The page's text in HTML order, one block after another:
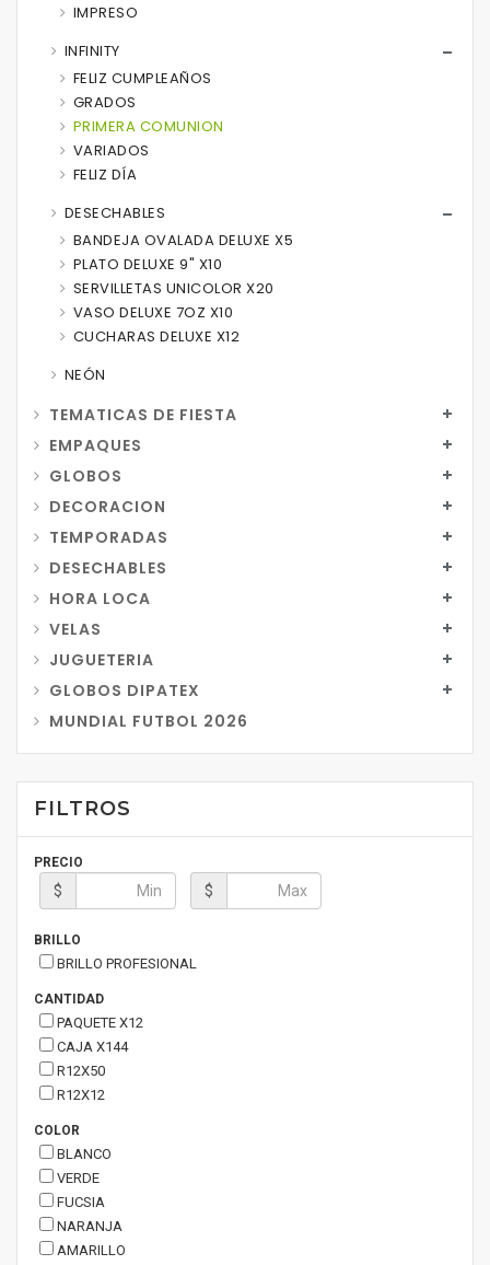
IMPRESO
INFINITY
FELIZ CUMPLEAÑOS
GRADOS
PRIMERA COMUNION
VARIADOS
FELIZ DÍA
DESECHABLES
BANDEJA OVALADA DELUXE X5
PLATO DELUXE 9" X10
SERVILLETAS UNICOLOR X20
VASO DELUXE 7OZ X10
CUCHARAS DELUXE X12
NEÓN
TEMATICAS DE FIESTA
EMPAQUES
GLOBOS
DECORACION
TEMPORADAS
DESECHABLES
HORA LOCA
VELAS
JUGUETERIA
GLOBOS DIPATEX
MUNDIAL FUTBOL 2026
FILTROS
PRECIO
$ $
BRILLO
BRILLO PROFESIONAL
CANTIDAD
PAQUETE X12
CAJA X144
R12X50
R12X12
COLOR
BLANCO
VERDE
FUCSIA
NARANJA
AMARILLO